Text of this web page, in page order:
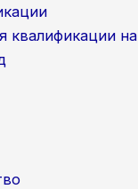
квалификации на